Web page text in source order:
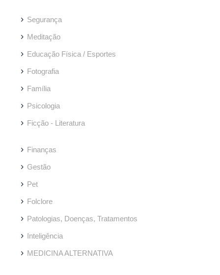
Segurança
Meditação
Educação Física / Esportes
Fotografia
Família
Psicologia
Ficção - Literatura
Finanças
Gestão
Pet
Folclore
Patologias, Doenças, Tratamentos
Inteligência
MEDICINA ALTERNATIVA